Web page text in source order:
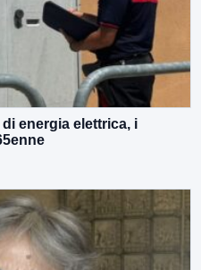
energia elettrica, i